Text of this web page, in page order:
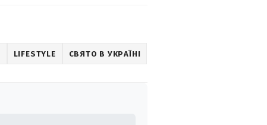
LIFESTYLE СВЯТО В УКРАЇНІ